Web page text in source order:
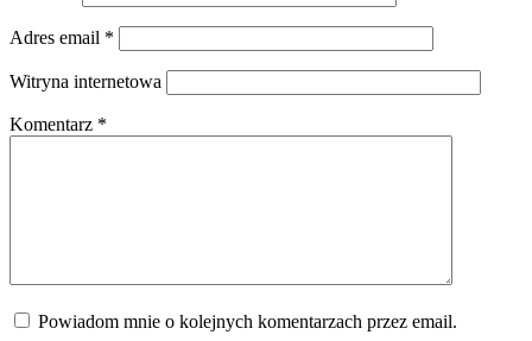
Adres email *
Witryna internetowa
Komentarz *
Powiadom mnie o kolejnych komentarzach przez email.